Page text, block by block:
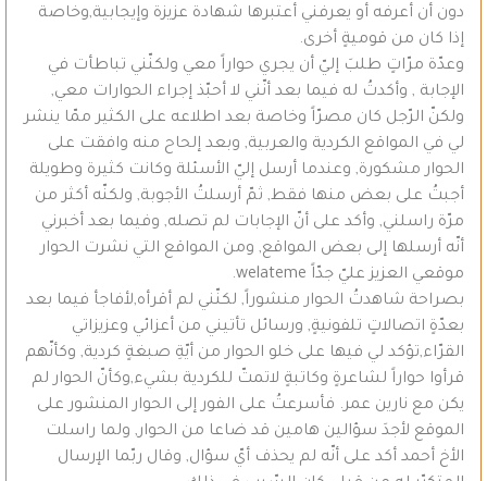
دون أن أعرفه أو يعرفني أعتبرها شهادة عزيزة وإيجابية,وخاصة
إذا كان من قوميةٍ أخرى.
وعدّة مرّاتٍ طلبَ إليّ أن يجري حواراً معي ولكنّني تباطأت في
الإجابة , وأكدتُ له فيما بعد أنّني لا أحبّذ إجراء الحوارات معي,
ولكنّ الرّجل كان مصرّاً وخاصة بعد اطلاعه على الكثير ممّا ينشر
لي في المواقع الكردية والعربية, وبعد إلحاح منه وافقت على
الحوار مشكورة, وعندما أرسل إليّ الأسئلة وكانت كثيرة وطويلة
أجبتُ على بعض منها فقط, ثمّ أرسلتُ الأجوبة, ولكنّه أكثر من
مرّة راسلني, وأكد على أنّ الإجابات لم تصله, وفيما بعد أخبرني
أنّه أرسلها إلى بعض المواقع, ومن المواقع التي نشرت الحوار
موقعي العزيز عليّ جدّاً welateme.
بصراحة شاهدتُ الحوار منشوراً, لكنّني لم أقرأه,لأفاجأ فيما بعد
بعدّةٍ اتصالاتٍ تلفونيةٍ, ورسائل تأتيني من أعزائي وعزيزاتي
القرّاء,تؤكد لي فيها على خلو الحوار من أيّةِ صبغةٍ كردية, وكأنّهم
قرأوا حواراً لشاعرةٍ وكاتبةٍ لاتمتّ للكردية بشيء,وكأنّ الحوار لم
يكن مع نارين عمر. فأسرعتُ على الفور إلى الحوار المنشور على
الموقع لأجدَ سؤالين هامين قد ضاعا من الحوار, ولما راسلت
الأخ أحمد أكد على أنّه لم يحذف أيّ سؤال, وقال ربّما الإرسال